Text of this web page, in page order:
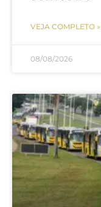
VEJA COMPLETO »
08/08/2026